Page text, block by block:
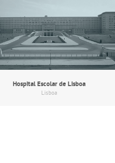
Hospital Escolar de Lisboa
Lisboa